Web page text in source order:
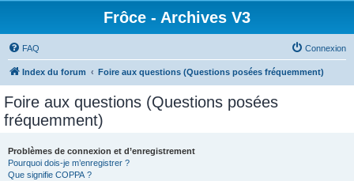
Frôce - Archives V3
FAQ Connexion
Index du forum Foire aux questions (Questions posées fréquemment)
Foire aux questions (Questions posées
fréquemment)
Problèmes de connexion et d’enregistrement
Pourquoi dois-je m’enregistrer ?
Que signifie COPPA ?